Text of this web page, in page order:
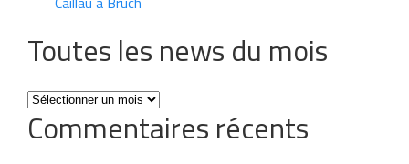
Toutes les news du mois
Toutes
les
news
Commentaires récents